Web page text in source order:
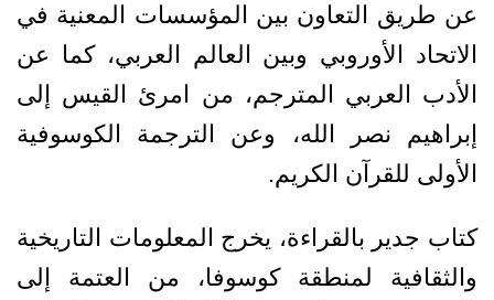
عن طريق التعاون بين المؤسسات المعنية في
الاتحاد الأوروبي وبين العالم العربي، كما عن
الأدب العربي المترجم، من امرئ القيس إلى
إبراهيم نصر الله، وعن الترجمة الكوسوفية
الأولى للقرآن الكريم.
كتاب جدير بالقراءة، يخرج المعلومات التاريخية
والثقافية لمنطقة كوسوفا، من العتمة إلى